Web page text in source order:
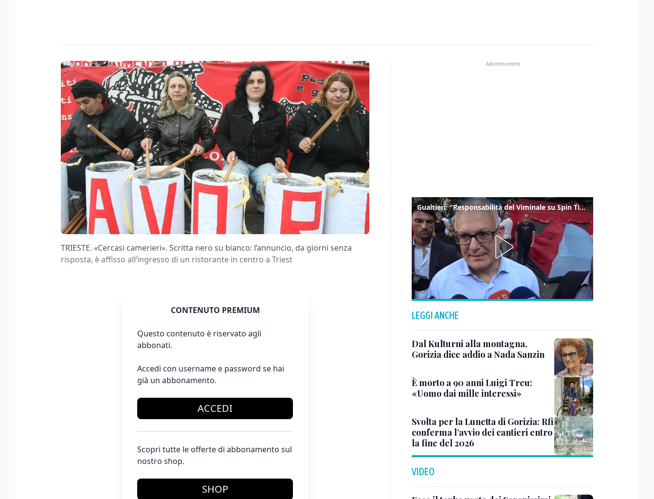
TRIESTE. «Cercasi camerieri». Scritta nero su bianco: l’annuncio, da giorni senza
risposta, è affisso all’ingresso di un ristorante in centro a Triest
CONTENUTO PREMIUM
Questo contenuto è riservato agli
abbonati.
Accedi con username e password se hai
già un abbonamento.
ACCEDI
Scopri tutte le offerte di abbonamento sul
nostro shop.
SHOP
Gualtieri: "Responsabilità del Viminale su Spin Time? La posizione dei partiti è nota"
LEGGI ANCHE
Dal Kulturni alla montagna,
Gorizia dice addio a Nada Sanzin
È morto a 90 anni Luigi Treu:
«Uomo dai mille interessi»
Svolta per la Lunetta di Gorizia: Rfi
conferma l’avvio dei cantieri entro
la fine del 2026
VIDEO